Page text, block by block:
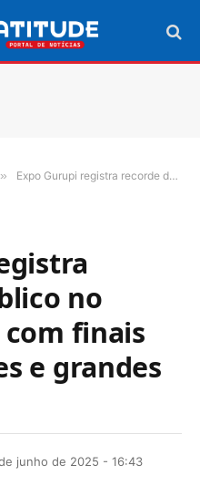
» Expo Gurupi registra recorde de público no penúltimo dia com finais de competições e grandes shows
no
finais
e grandes
junho de 2025 - 16:43